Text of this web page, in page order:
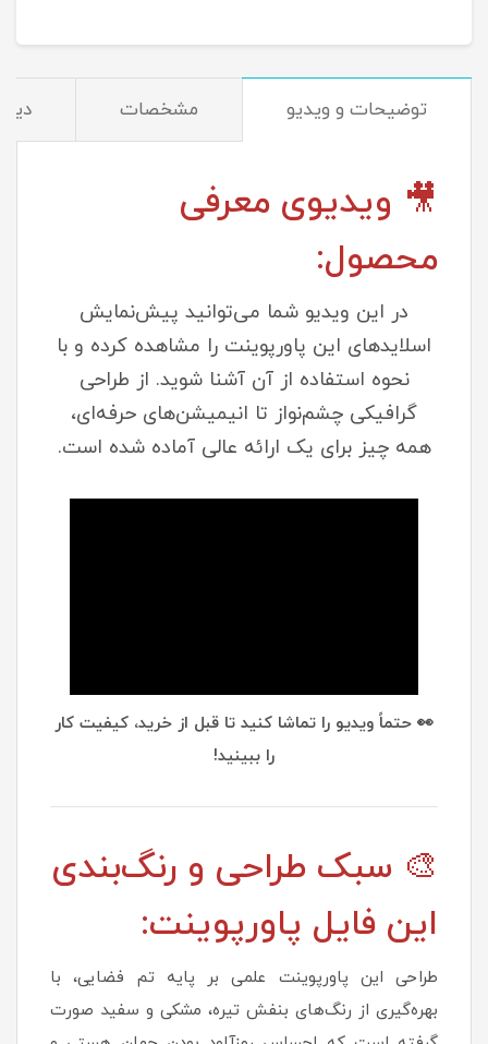
توضیحات و ویدیو مشخصات
🎥 ویدیوی معرفی
محصول:
در این ویدیو شما می‌توانید پیش‌نمایش
اسلایدهای این پاورپوینت را مشاهده کرده و با
نحوه استفاده از آن آشنا شوید. از طراحی
گرافیکی چشم‌نواز تا انیمیشن‌های حرفه‌ای،
همه چیز برای یک ارائه عالی آماده شده است.
👀 حتماً ویدیو را تماشا کنید تا قبل از خرید، کیفیت کار
را ببینید!
🎨 سبک طراحی و رنگ‌بندی
این فایل پاورپوینت:
طراحی این پاورپوینت علمی بر پایه تم فضایی، با
بهره‌گیری از رنگ‌های بنفش تیره، مشکی و سفید صورت